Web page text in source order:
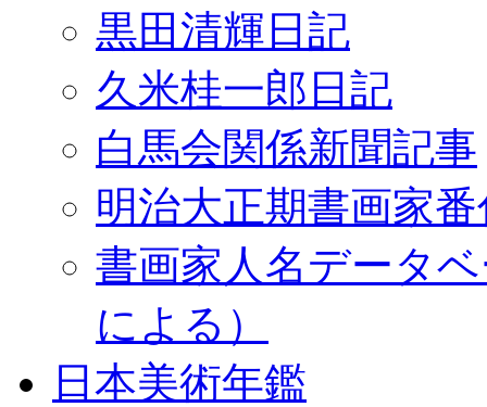
黒田清輝日記
久米桂一郎日記
白馬会関係新聞記事
明治大正期書画家
書画家人名データ
による）
日本美術年鑑